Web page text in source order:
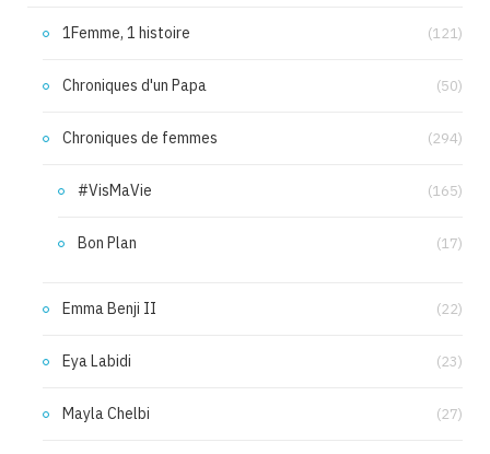
1Femme, 1 histoire (121)
Chroniques d'un Papa (50)
Chroniques de femmes (294)
#VisMaVie (165)
Bon Plan (17)
Emma Benji II (22)
Eya Labidi (23)
Mayla Chelbi (27)